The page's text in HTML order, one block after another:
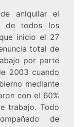
aniquilar el
de todos los
inicio el 27
total de
por parte
2003 cuando
mediante
con el 60%
trabajo. Todo
de